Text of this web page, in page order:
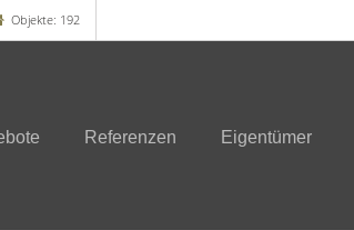
Objekte: 192
Referenzen Eigentümer